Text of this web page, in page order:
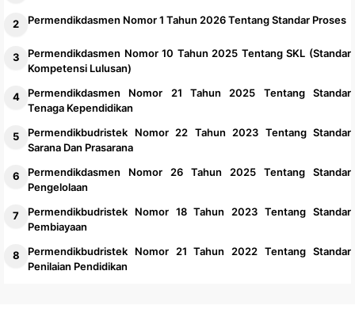
Permendikdasmen Nomor 1 Tahun 2026 Tentang Standar Proses
Permendikdasmen Nomor 10 Tahun 2025 Tentang SKL (Standar
Kompetensi Lulusan)
Permendikdasmen Nomor 21 Tahun 2025 Tentang Standar
Tenaga Kependidikan
Permendikbudristek Nomor 22 Tahun 2023 Tentang Standar
Sarana Dan Prasarana
Permendikdasmen Nomor 26 Tahun 2025 Tentang Standar
Pengelolaan
Permendikbudristek Nomor 18 Tahun 2023 Tentang Standar
Pembiayaan
Permendikbudristek Nomor 21 Tahun 2022 Tentang Standar
Penilaian Pendidikan